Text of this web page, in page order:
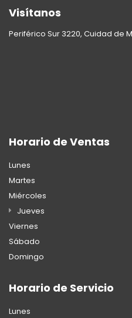
Visítanos
Periférico Sur 3220, Cuidad de
Horario de Ventas
Lunes
Martes
Miércoles
Jueves
Viernes
Sábado
Domingo
Horario de Servicio
Lunes